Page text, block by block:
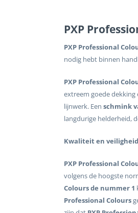
PXP
PXP Professional
nodig hebt binnen
PXP Professional
extreem goede
lijnwerk. Een schmink
langdurige helderheid,
Kwaliteit en
PXP Professional
volgens de hoogste
Colours de nummer 1
Professional Colours